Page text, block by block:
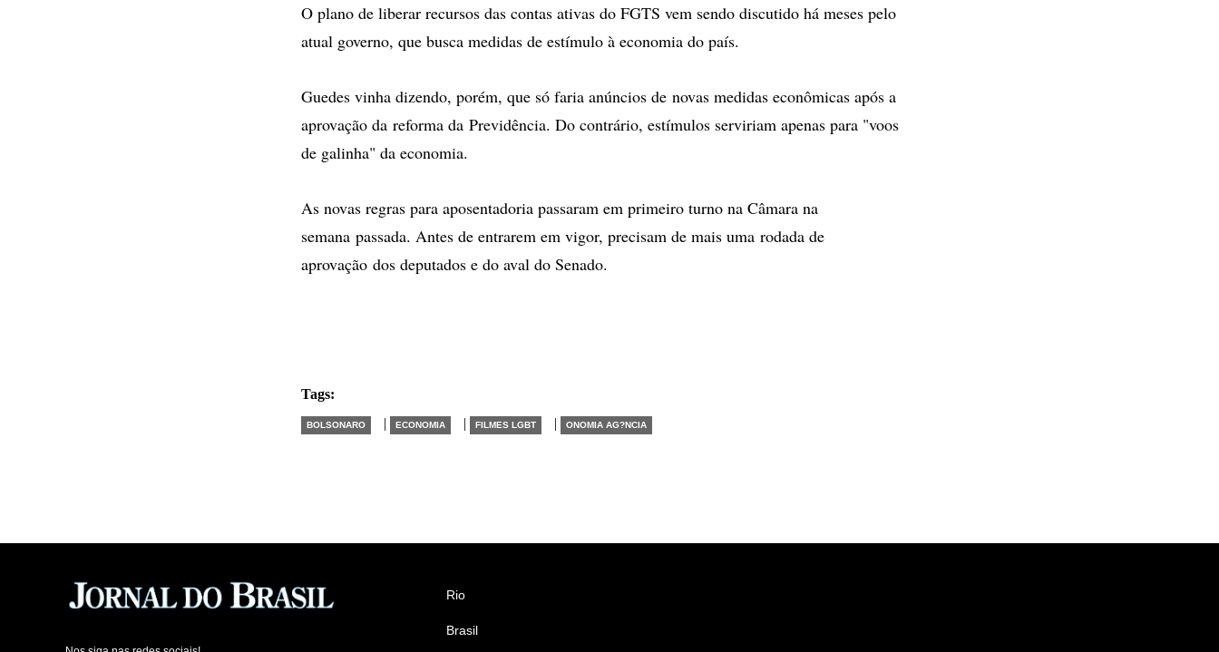
O plano de liberar recursos das contas ativas do FGTS vem sendo discutido há meses pelo
atual governo, que busca medidas de estímulo à economia do país.
Guedes vinha dizendo, porém, que só faria anúncios de novas medidas econômicas após a
aprovação da reforma da Previdência. Do contrário, estímulos serviriam apenas para "voos
de galinha" da economia.
As novas regras para aposentadoria passaram em primeiro turno na Câmara na
semana passada. Antes de entrarem em vigor, precisam de mais uma rodada de
aprovação dos deputados e do aval do Senado.
Tags:
BOLSONARO | ECONOMIA | FILMES LGBT | ONOMIA AG?NCIA
Rio
Brasil